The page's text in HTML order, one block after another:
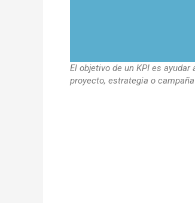
El objetivo de un KPI es
proyecto, estrategia o